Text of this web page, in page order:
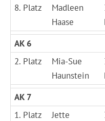
8. Platz
Madleen
Haase
AK 6
2. Platz
Mia-Sue
Haunstein
AK 7
1. Platz
Jette